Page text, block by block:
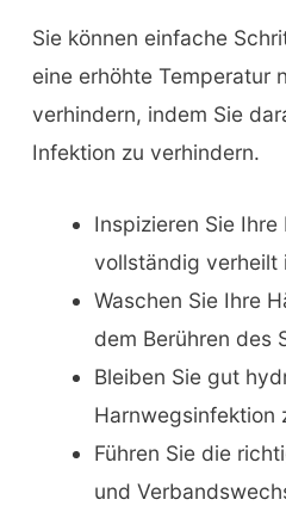
Sie können einfache
eine erhöhte Temperatur
verhindern, indem Sie
Infektion zu verhindern.
Inspizieren Sie
vollständig verheilt
Waschen Sie Ihre
dem Berühren des
Bleiben Sie gut
Harnwegsinfektion
Führen Sie die
und